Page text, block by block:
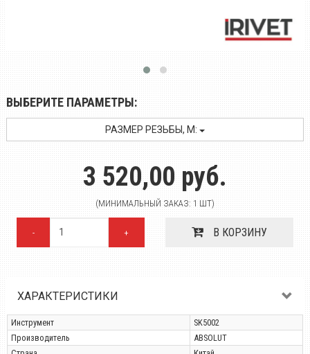
ВЫБЕРИТЕ ПАРАМЕТРЫ:
РАЗМЕР РЕЗЬБЫ, M:
3 520,00 руб.
(МИНИМАЛЬНЫЙ ЗАКАЗ: 1 ШТ)
- + В КОРЗИНУ
ХАРАКТЕРИСТИКИ
Инструмент
SK5002
Производитель
ABSOLUT